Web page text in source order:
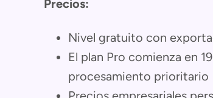
Precios:
Nivel gratuito con
El plan Pro comienza en
procesamiento prioritario